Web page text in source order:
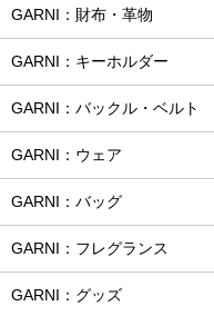
GARNI：財布・革物
GARNI：キーホルダー
GARNI：バックル・ベルト
GARNI：ウェア
GARNI：バッグ
GARNI：フレグランス
GARNI：グッズ